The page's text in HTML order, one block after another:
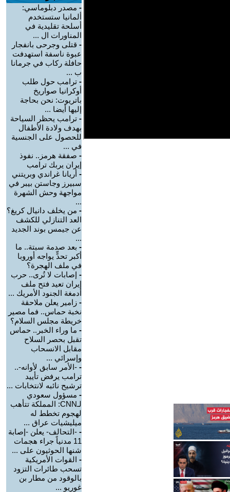
- مصدر دبلوماسي:
ألمانيا ستستخدم
أسلحة تقليدية في
المناورات ال ...
- قتلى وجرحى بانفجار
عبوة ناسفة استهدفت
حافلة ركاب في جرمانا
ب ...
- ترامب حول طلب
أوكرانيا صواريخ
باتريوت: نحن بحاجة
إليها أيضا ...
- ترامب يحظر السياحة
بهدف ولادة الأطفال
للحصول على الجنسية
في ...
- صفقة هرمز.. نفوذ
إيران يربك ترامب
- أريانا غراندي وبريتني
سبيرز وجاستن بيبر في
مواجهة وحش الشهرة
...
- من يخلف دانيال كريغ؟
العد التنازلي للكشف
عن جيمس بوند الجديد
...
- بعد صدمة سبتة.. ما
أكبر تحدٍّ يواجه أوروبا
في ملف الهجرة؟
- إصابات لا تُرى.. حرب
إيران تعيد فتح ملف
أدمغة الجنود الأمريك ...
- زامير يعلن ملاحقة
نخبة حماس.. فما مصير
خريطة مجلس السلام؟
- ما وراء الخبر.. حماس
تقبل بحصر السلاح
مقابل الانسحاب
وإسرائي ...
- -الأمر سابق لأوانه-..
ترامب يرفض تأييد
ترشيح نائبه لانتخابات ...
- مسؤول سعودي
لـCNN: المملكة تتأهب
لهجوم تخطط له
ميليشيات عراق ...
- -التحالف- يعلن -إصابة
11 مدنياً جراء هجمات
شنها الحوثيون على ...
- القوات الأمريكية
تسحب طائرات التزود
بالوقود من مطار بن
غوريو ...